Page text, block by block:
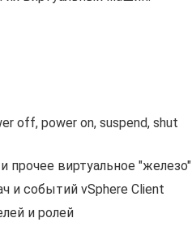
off, power on, suspend, shut
прочее виртуальное "железо"
и событий vSphere Client
и ролей